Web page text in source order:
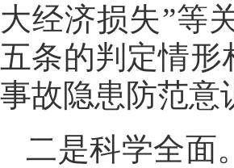
大经济损失”等
五条的判定情
事故隐患防范意
二是科学全面